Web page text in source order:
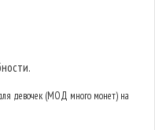
девочек (МОД много монет) на